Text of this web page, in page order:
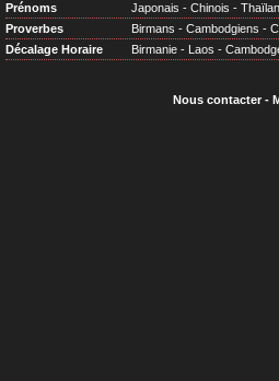
Prénoms
Japonais - Chinois -
Proverbes
Birmans - Cambodgiens -
Décalage Horaire
Birmanie - Laos -
Nous contacter-